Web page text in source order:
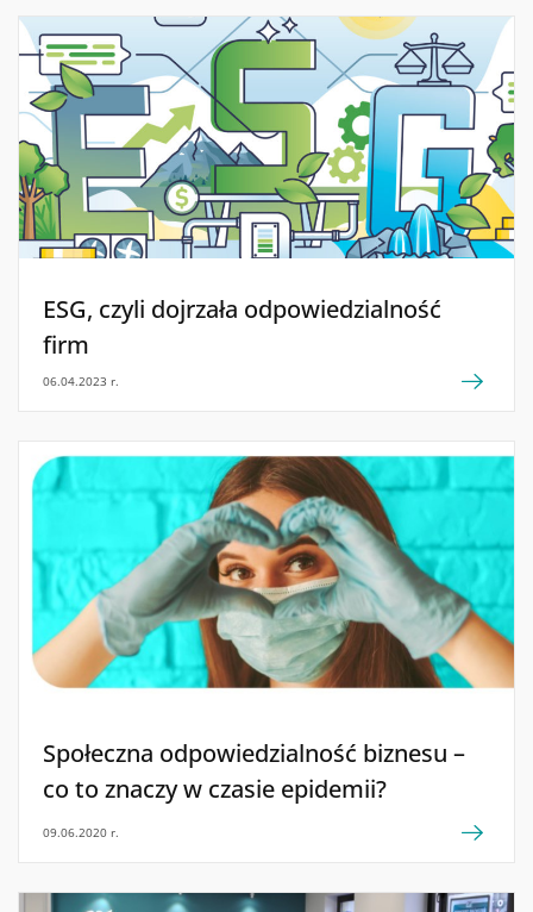
ESG, czyli dojrzała odpowiedzialność
firm
06.04.2023 r.
Społeczna odpowiedzialność biznesu –
co to znaczy w czasie epidemii?
09.06.2020 r.